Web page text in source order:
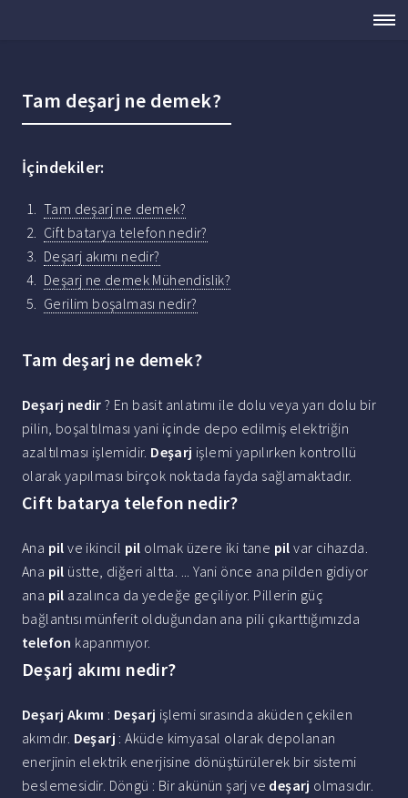
Tam deşarj ne demek?
İçindekiler:
Tam deşarj ne demek?
Cift batarya telefon nedir?
Deşarj akımı nedir?
Deşarj ne demek Mühendislik?
Gerilim boşalması nedir?
Tam deşarj ne demek?
Deşarj nedir ? En basit anlatımı ile dolu veya yarı dolu bir
pilin, boşaltılması yani içinde depo edilmiş elektriğin
azaltılması işlemidir. Deşarj işlemi yapılırken kontrollü
olarak yapılması birçok noktada fayda sağlamaktadır.
Cift batarya telefon nedir?
Ana pil ve ikincil pil olmak üzere iki tane pil var cihazda.
Ana pil üstte, diğeri altta. ... Yani önce ana pilden gidiyor
ana pil azalınca da yedeğe geçiliyor. Pillerin güç
bağlantısı münferit olduğundan ana pili çıkarttığımızda
telefon kapanmıyor.
Deşarj akımı nedir?
Deşarj Akımı : Deşarj işlemi sırasında aküden çekilen
akımdır. Deşarj : Aküde kimyasal olarak depolanan
enerjinin elektrik enerjisine dönüştürülerek bir sistemi
beslemesidir. Döngü : Bir akünün şarj ve deşarj olmasıdır.